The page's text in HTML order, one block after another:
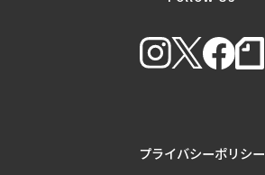
プライバシーポリシー